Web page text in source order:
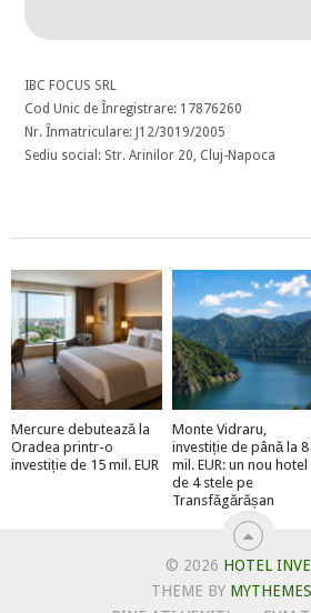
IBC FOCUS SRL
Cod Unic de Înregistrare: 17876260
Nr. Înmatriculare: J12/3019/2005
Sediu social: Str. Arinilor 20, Cluj-Napoca
Mercure debutează la
Oradea printr-o
investiție de 15 mil. EUR
Monte Vidraru,
investiție de până la 8
mil. EUR: un nou hotel
de 4 stele pe
Transfăgărășan
© 2026 HOTEL
THEME BY